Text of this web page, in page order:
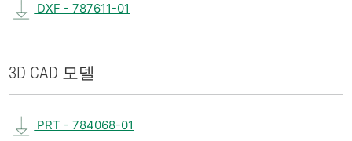
DXF - 787611-01
3D CAD 모델
PRT - 784068-01